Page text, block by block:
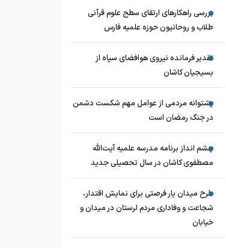
بررسی راهکارهای ارتقای سطح علوم قرآنی
طلاب و روحانیون حوزه علمیه فارس
تقدیر فرمانده نیروی هوافضای سپاه از
بسیجیان کاشان
پشتوانه مردمی از عوامل مهم شکست دشمن
در جنگ رمضان است
چشم‌ انداز برنامه مدرسه علمیه آیت‌الله
مصطفوی کاشان در سال تحصیلی جدید
طرح میدان یار فرصتی برای نمایش اقتدار،
شجاعت و وفاداری مردم لرستان در میدان و
خیابان